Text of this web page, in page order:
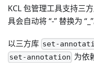
KCL 包管理工具支持三
具会自动将 “-” 替换为 “
以三方库 set-
set-annotation 为依